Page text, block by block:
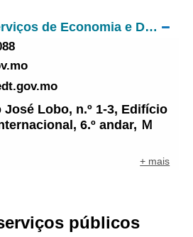
Direcção dos Serviços de Economia e Desenvolvimento Tecnológico
José Lobo, n.º 1-3, Edifício
6.º andar, Ｍ
+ mais
públicos